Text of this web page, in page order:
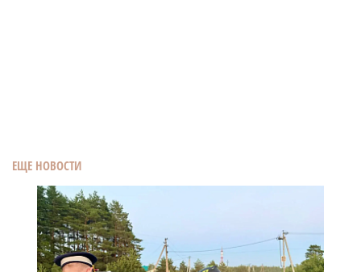
ЕЩЕ НОВОСТИ